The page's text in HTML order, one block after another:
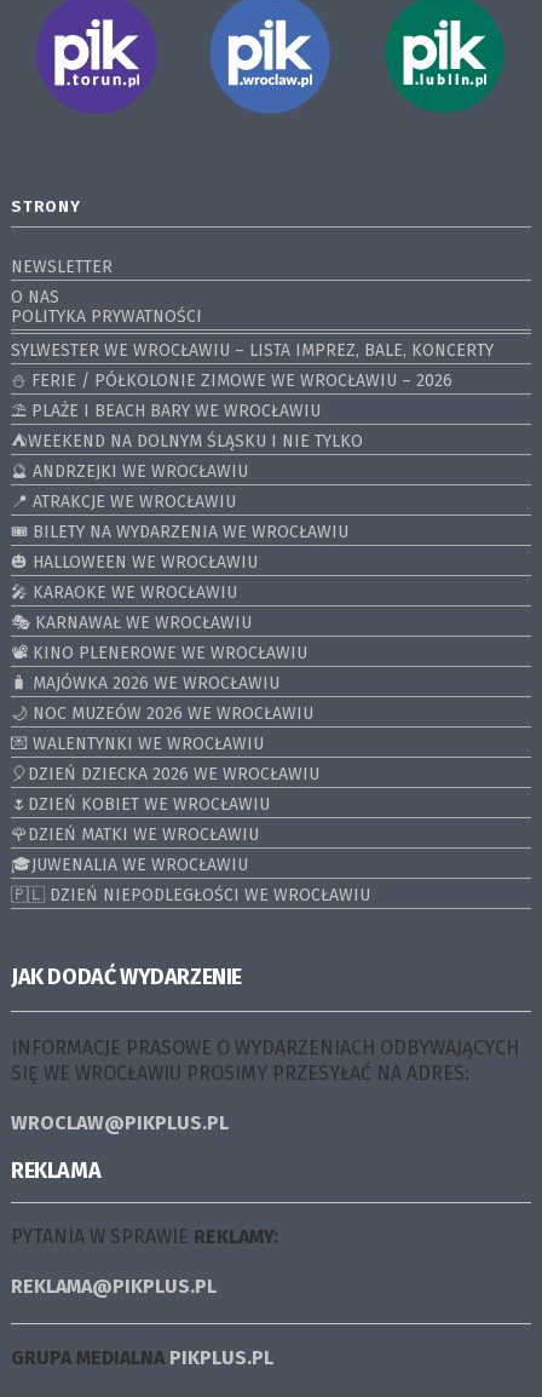
STRONY
NEWSLETTER
O NAS
POLITYKA PRYWATNOŚCI
SYLWESTER WE WROCŁAWIU – LISTA IMPREZ, BALE, KONCERTY
⛄️ FERIE / PÓŁKOLONIE ZIMOWE WE WROCŁAWIU – 2026
⛱️ PLAŻE I BEACH BARY WE WROCŁAWIU
⛺️WEEKEND NA DOLNYM ŚLĄSKU I NIE TYLKO
🔮 ANDRZEJKI WE WROCŁAWIU
📍 ATRAKCJE WE WROCŁAWIU
🎟️ BILETY NA WYDARZENIA WE WROCŁAWIU
🎃 HALLOWEEN WE WROCŁAWIU
🎤 KARAOKE WE WROCŁAWIU
🎭 KARNAWAŁ WE WROCŁAWIU
📽️ KINO PLENEROWE WE WROCŁAWIU
🧳 MAJÓWKA 2026 WE WROCŁAWIU
🌙 NOC MUZEÓW 2026 WE WROCŁAWIU
💌 WALENTYNKI WE WROCŁAWIU
🎈DZIEŃ DZIECKA 2026 WE WROCŁAWIU
🌷DZIEŃ KOBIET WE WROCŁAWIU
🌹DZIEŃ MATKI WE WROCŁAWIU
🎓JUWENALIA WE WROCŁAWIU
🇵🇱 DZIEŃ NIEPODLEGŁOŚCI WE WROCŁAWIU
JAK DODAĆ WYDARZENIE
INFORMACJE PRASOWE O WYDARZENIACH ODBYWAJĄCYCH
SIĘ WE WROCŁAWIU PROSIMY PRZESYŁAĆ NA ADRES:
WROCLAW@PIKPLUS.PL
REKLAMA
PYTANIA W SPRAWIE REKLAMY:
REKLAMA@PIKPLUS.PL
GRUPA MEDIALNA PIKPLUS.PL